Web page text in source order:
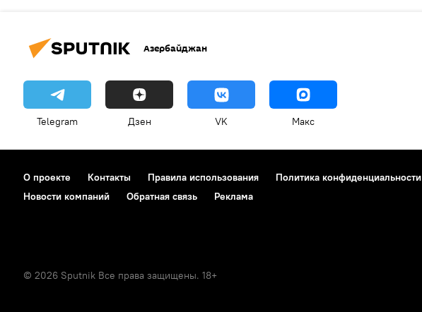
Азербайджан
Telegram Дзен VK Макс
О проекте Контакты Правила использования Политика конфиденциальности
Новости компаний
Обратная связь Реклама
© 2026 Sputnik Все права защищены. 18+